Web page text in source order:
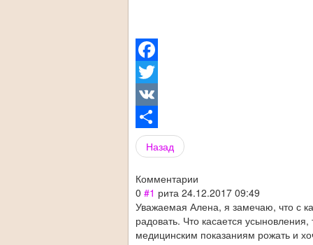
Facebook
Twitter
VK
Share
Назад
Комментарии
0 #1 рита 24.12.2017 09:49
Уважаемая Алена, я замечаю, что с
радовать. Что касается
медицинским показаниям рожать и